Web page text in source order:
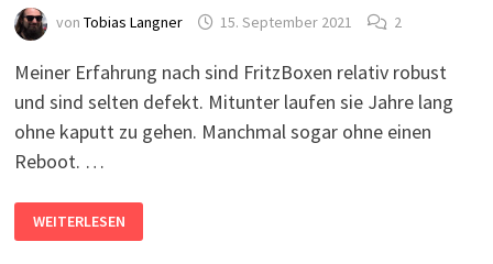
von Tobias Langner 15. September 2021 2
Meiner Erfahrung nach sind FritzBoxen relativ robust
und sind selten defekt. Mitunter laufen sie Jahre lang
ohne kaputt zu gehen. Manchmal sogar ohne einen
Reboot. …
FUNKTIONIERT
NICHT
WEITERLESEN